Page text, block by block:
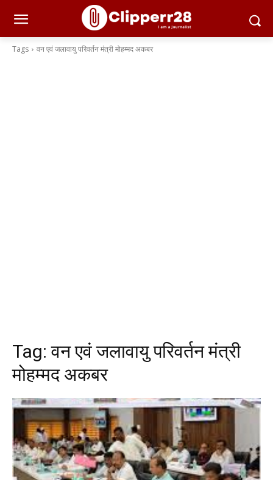
Tags वन एवं जलावायु परिवर्तन मंत्री मोहम्मद अकबर
Tag:वन एवं जलावायु परिवर्तन मंत्री
मोहम्मद अकबर